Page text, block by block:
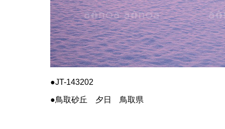
JT-143202
鳥取砂丘 夕日 鳥取県